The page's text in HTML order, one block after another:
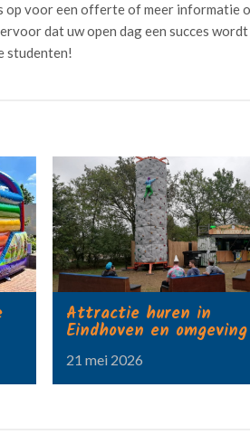
op voor een offerte of meer informatie
dat uw open dag een succes
studenten!
Attractie huren in
Eindhoven en
21 mei 2026